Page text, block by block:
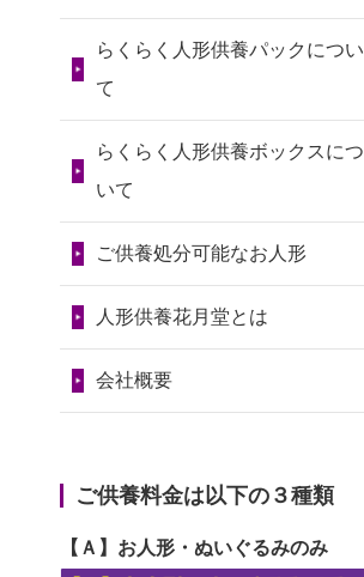
2026/07/30 15:59
神奈川の方からお申込み
2026/07/29 15:08
2026/07/06 9年間自由が丘店を
見守ってくれてありがとう。
2026/07/05
しっかりとお人形
2026/06/30 長年大事にしてき
た雛人形です、供養していた
2026/06/29
一緒にお雛様を出しました。
2024/01/13供養後の通知はも
らえますか？
人形以外はどうしてるのです
か？
人形はどうなるのでしょう
か？
しても良いですか？
第78回人形供養祭
令和7年6月20日(金)
第76回人形供養祭
令和7年2月28日(金)
第75回人形供養祭
令和7年1月17日(金)
第73回人形供養祭
らくらく人形供養パックについ
て
らくらく人形供養ボックスにつ
いて
ご供養処分可能なお人形
人形供養花月堂とは
会社概要
ご供養料金は以下の３種類
【Ａ】お人形・ぬいぐるみのみ